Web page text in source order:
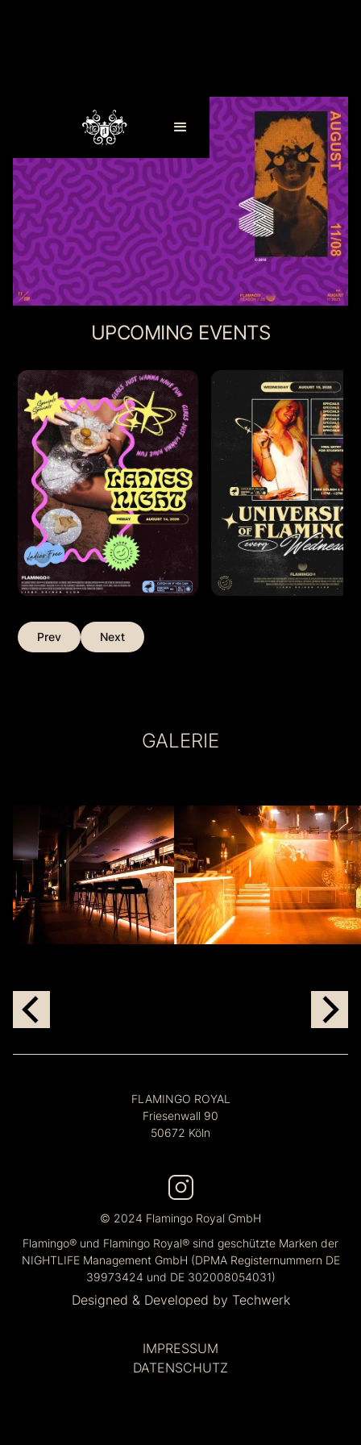
UPCOMING EVENTS
Prev Next
GALERIE
FLAMINGO ROYAL
Friesenwall 90
50672 Köln
© 2024 Flamingo Royal GmbH
Flamingo® und Flamingo Royal® sind geschützte Marken der
NIGHTLIFE Management GmbH (DPMA Registernummern DE
39973424 und DE 302008054031)
Designed & Developed by Techwerk
IMPRESSUM
DATENSCHUTZ